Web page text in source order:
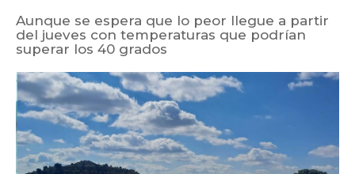
Aunque se espera que lo peor llegue a partir
del jueves con temperaturas que podrían
superar los 40 grados